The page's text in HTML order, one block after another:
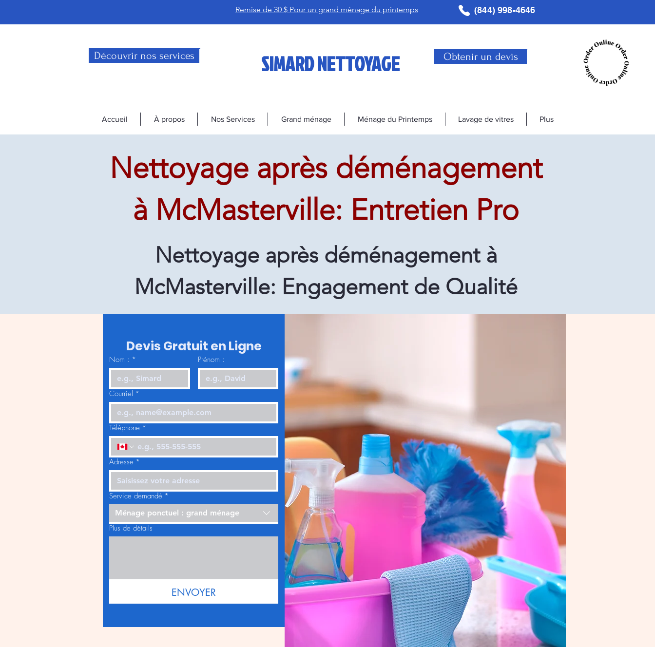
Remise de 30 $ Pour un grand ménage du printemps (844) 998-4646
Découvrir nos services SIMARD NETTOYAGE Obtenir un devis
Accueil À propos Nos Services Grand ménage Ménage du Printemps Lavage de vitres Plus
Nettoyage après déménagement
à McMasterville: Entretien Pro
Nettoyage après déménagement à
McMasterville: Engagement de Qualité
Devis Gratuit en Ligne
Nom : * Prénom :
Courriel *
Téléphone *
Adresse *
Service demandé *
Ménage ponctuel : grand ménage
Plus de détails
ENVOYER